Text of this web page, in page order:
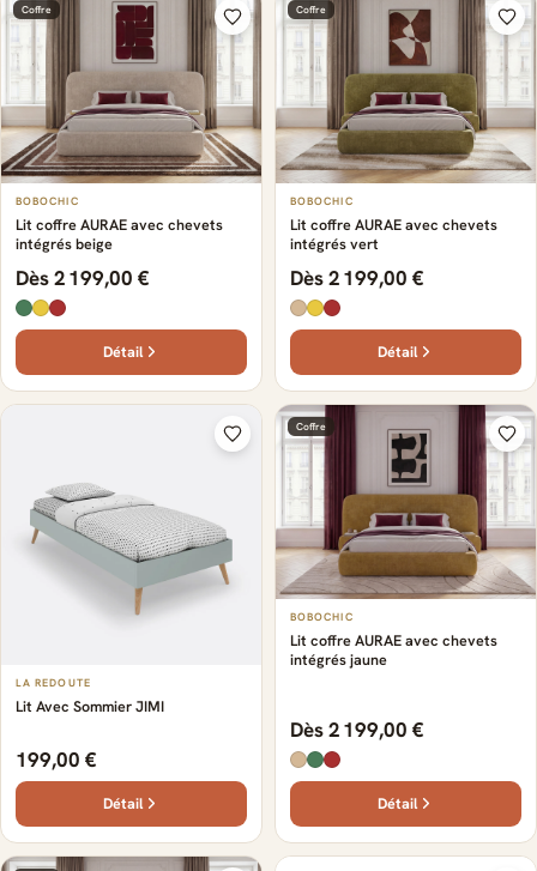
Coffre
BOBOCHIC
Lit coffre AURAE avec chevets
intégrés beige
Dès 2 199,00 €
Détail
Coffre
BOBOCHIC
Lit coffre AURAE avec chevets
intégrés vert
Dès 2 199,00 €
Détail
LA REDOUTE
Lit Avec Sommier JIMI
199,00 €
Détail
Coffre
BOBOCHIC
Lit coffre AURAE avec chevets
intégrés jaune
Dès 2 199,00 €
Détail